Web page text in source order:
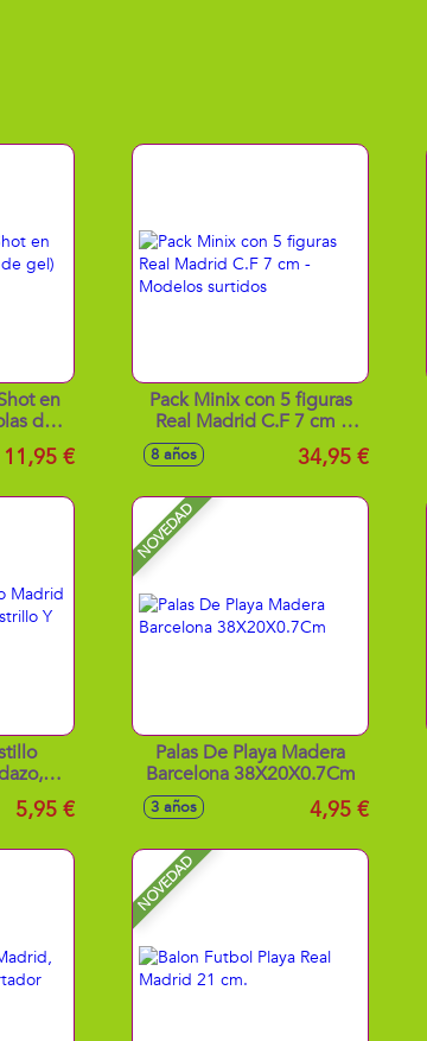
en
de
11,95 €
Pack Minix con 5 figuras
Real Madrid C.F 7 cm -
Modelos surtidos
8 años 34,95 €
18
5,95 €
NOVEDAD
Palas De Playa Madera
Barcelona 38X20X0.7Cm
3 años 4,95 €
NOVEDAD